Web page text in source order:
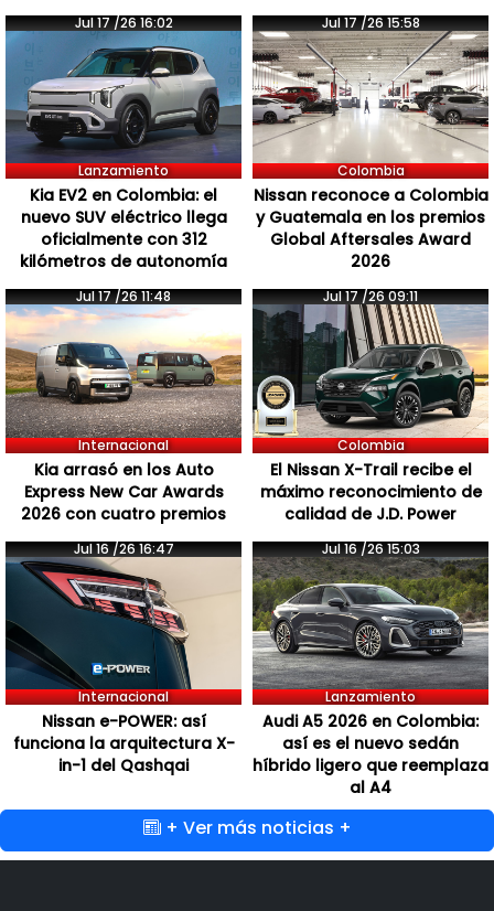
Jul 17 /26 16:02
Lanzamiento
Kia EV2 en Colombia: el
nuevo SUV eléctrico llega
oficialmente con 312
kilómetros de autonomía
Jul 17 /26 15:58
Colombia
Nissan reconoce a Colombia
y Guatemala en los premios
Global Aftersales Award
2026
Jul 17 /26 11:48
Internacional
Kia arrasó en los Auto
Express New Car Awards
2026 con cuatro premios
Jul 17 /26 09:11
Colombia
El Nissan X-Trail recibe el
máximo reconocimiento de
calidad de J.D. Power
Jul 16 /26 16:47
Internacional
Nissan e-POWER: así
funciona la arquitectura X-
in-1 del Qashqai
Jul 16 /26 15:03
Lanzamiento
Audi A5 2026 en Colombia:
así es el nuevo sedán
híbrido ligero que reemplaza
al A4
+ Ver más noticias +